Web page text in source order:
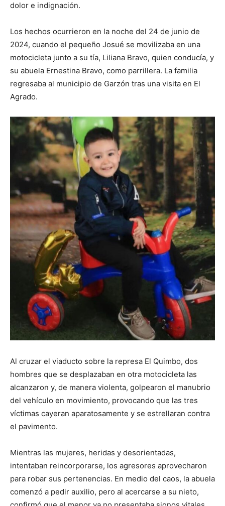
dolor e indignación.
Los hechos ocurrieron en la noche del 24 de junio de
2024, cuando el pequeño Josué se movilizaba en una
motocicleta junto a su tía, Liliana Bravo, quien conducía, y
su abuela Ernestina Bravo, como parrillera. La familia
regresaba al municipio de Garzón tras una visita en El
Agrado.
Al cruzar el viaducto sobre la represa El Quimbo, dos
hombres que se desplazaban en otra motocicleta las
alcanzaron y, de manera violenta, golpearon el manubrio
del vehículo en movimiento, provocando que las tres
víctimas cayeran aparatosamente y se estrellaran contra
el pavimento.
Mientras las mujeres, heridas y desorientadas,
intentaban reincorporarse, los agresores aprovecharon
para robar sus pertenencias. En medio del caos, la abuela
comenzó a pedir auxilio, pero al acercarse a su nieto,